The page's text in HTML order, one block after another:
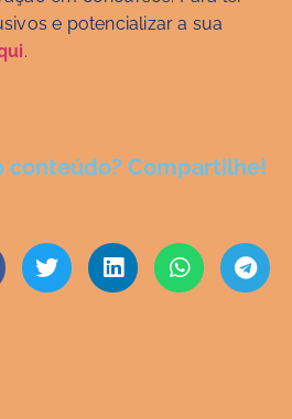
e potencializar a sua
.
conteúdo? Compartilhe!